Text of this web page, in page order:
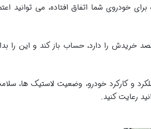
خودروی شما اتفاق افتاده، می توانید
خریدش را دارد، حساب باز کند و این را
و کارکرد خودرو، وضعیت لاستیک ها،
رعایت کنید.